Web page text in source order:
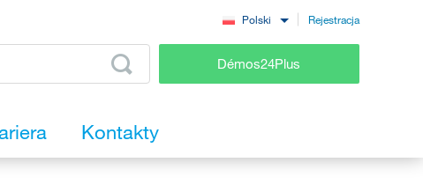
Polski Rejestracja
Démos24Plus
Kontakty